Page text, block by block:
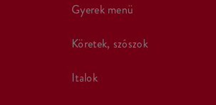
gyerek menü
köretek, szószok
italok